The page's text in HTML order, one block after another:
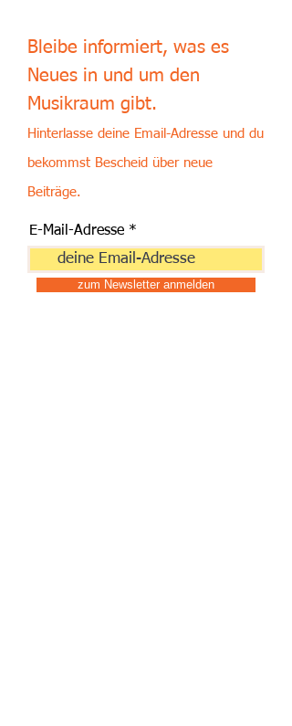
Bleibe informiert, was es
Neues in und um den
Musikraum gibt.
Hinterlasse deine Email-Adresse und du
bekommst Bescheid über neue
Beiträge.
E-Mail-Adresse
zum Newsletter anmelden